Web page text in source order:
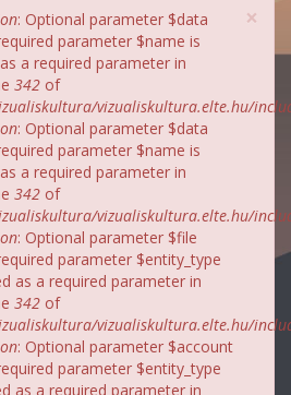
×
: Optional parameter $data
parameter $name is
a required parameter in
342 of
vizualiskultura.elte.hu/
: Optional parameter $data
parameter $name is
a required parameter in
342 of
vizualiskultura.elte.hu/
: Optional parameter $file
parameter $entity_type
as a required parameter in
342 of
vizualiskultura.elte.hu/
: Optional parameter $account
parameter $entity_type
as a required parameter in